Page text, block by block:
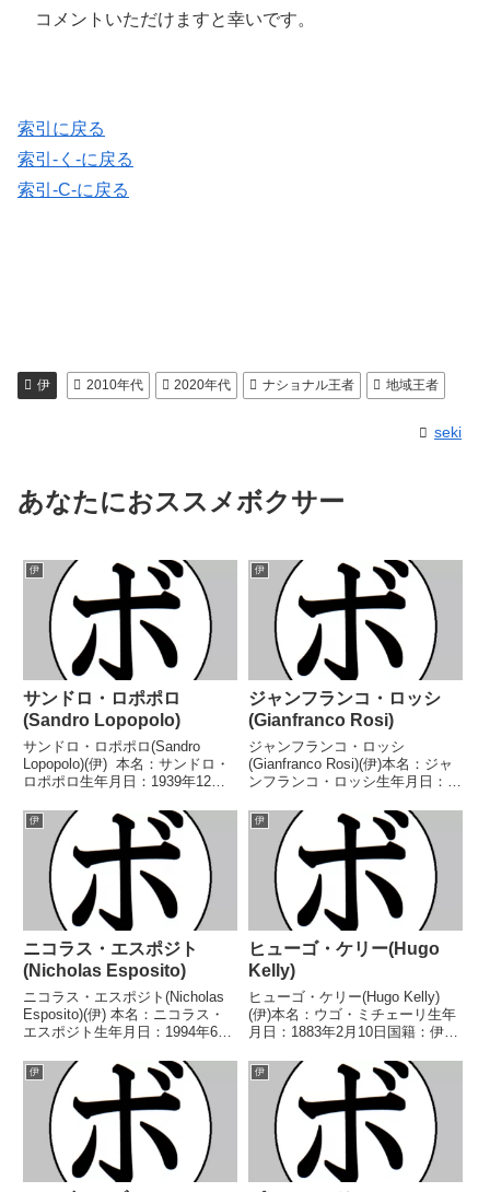
コメントいただけますと幸いです。
索引に戻る
索引-く-に戻る
索引-C-に戻る
伊 2010年代 2020年代 ナショナル王者 地域王者
seki
あなたにおススメボクサー
伊
サンドロ・ロポポロ
(Sandro Lopopolo)
サンドロ・ロポポロ(Sandro
Lopopolo)(伊) 本名：サンドロ・
ロポポロ生年月日：1939年12月
(20KO)10敗7分1無効試合 【獲得
タイトル】イタリアスーパーライ
ト級王座イタリアスーパー...
伊
ジャンフランコ・ロッシ
(Gianfranco Rosi)
ジャンフランコ・ロッシ
(Gianfranco Rosi)(伊)本名：ジャ
ンフランコ・ロッシ生年月日：
戦62勝(18KO)6敗1分1無効試合
【獲得タイトル】1976年度イタ
リア選手権ライトウェルター級優
勝(...
伊
ニコラス・エスポジト
(Nicholas Esposito)
ニコラス・エスポジト(Nicholas
Esposito)(伊) 本名：ニコラス・
エスポジト生年月日：1994年6月
(5KO)1敗 【獲得タイトル】FPI
イタリアウェルター級王座 【戦
歴】2016/12/02...
伊
ヒューゴ・ケリー(Hugo
Kelly)
ヒューゴ・ケリー(Hugo Kelly)
(伊)本名：ウゴ・ミチェーリ生年
月日：1883年2月10日国籍：伊戦
効試合8無判定【獲得タイトル】
イタリアミドル級王座第10代世
界ミドル級王座【戦歴】189...
伊 伊